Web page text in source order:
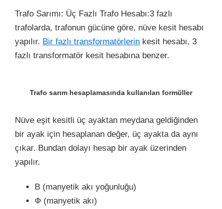
Trafo Sarımı: Üç Fazlı Trafo Hesabı:3 fazlı
trafolarda, trafonun gücüne göre, nüve kesit hesabı
yapılır. Bir fazlı transformatörlerin kesit hesabı, 3
fazlı transformatör kesit hesabına benzer.
Trafo sarım hesaplamasında kullanılan formüller
Nüve eşit kesitli üç ayaktan meydana geldiğinden
bir ayak için hesaplanan değer, üç ayakta da aynı
çıkar. Bundan dolayı hesap bir ayak üzerinden
yapılır.
B (manyetik akı yoğunluğu)
Ф (manyetik akı)